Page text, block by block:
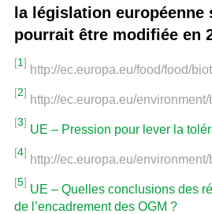
la législation européenne
pourrait être modifiée en
[1]
http://ec.europa.eu/food/food/
[2]
http://ec.europa.eu/
[3]
UE – Pression pour lever la
[4]
http://ec.europa.eu/
[5]
UE – Quelles conclusions des
de l’encadrement des OGM ?